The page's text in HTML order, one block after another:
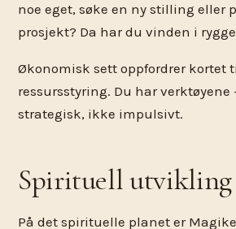
noe eget, søke en ny stilling eller
prosjekt? Da har du vinden i
Økonomisk sett oppfordrer kortet
ressursstyring. Du har verktøyene
strategisk, ikke impulsivt.
Spirituell utvikling
På det spirituelle planet er